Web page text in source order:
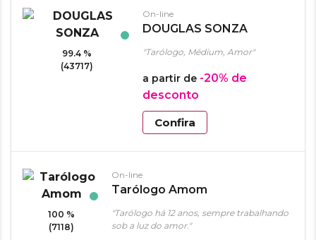
99.4 %
(43717)
On-line
DOUGLAS SONZA
"Tarólogo, Médium, Amor"
a partir de -20% de
desconto
Confira
100 %
(7118)
On-line
Tarólogo Amom
"Tarólogo há 12 anos, sempre trabalhando
sob a luz do amor."